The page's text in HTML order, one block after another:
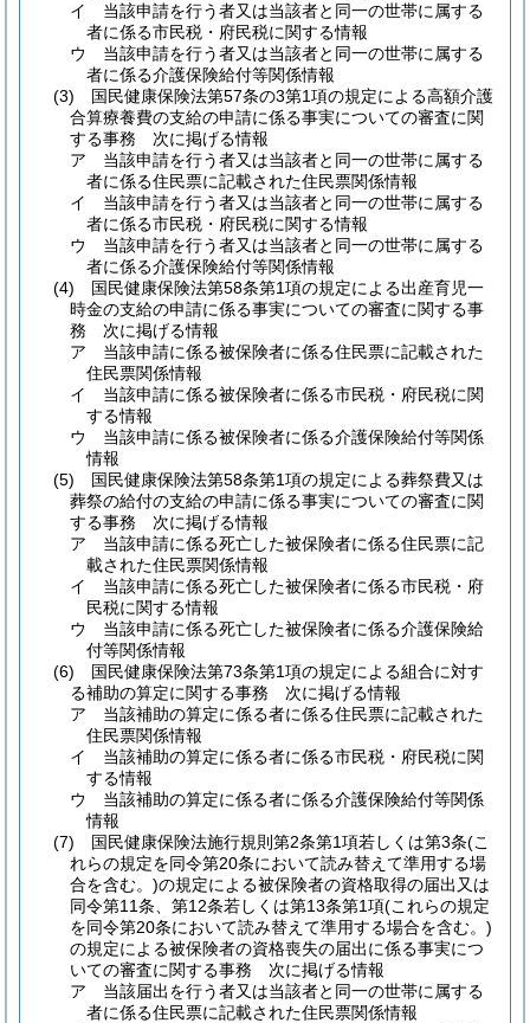
イ
当該申請を行う者又は当該者と同一の世帯に属する
者に係る市民税・府民税に関する情報
ウ
当該申請を行う者又は当該者と同一の世帯に属する
者に係る介護保険給付等関係情報
(3)
国民健康保険法第57条の3第1項の規定による高額介護
合算療養費の支給の申請に係る事実についての審査に関
する事務 次に掲げる情報
ア
当該申請を行う者又は当該者と同一の世帯に属する
者に係る住民票に記載された住民票関係情報
イ
当該申請を行う者又は当該者と同一の世帯に属する
者に係る市民税・府民税に関する情報
ウ
当該申請を行う者又は当該者と同一の世帯に属する
者に係る介護保険給付等関係情報
(4)
国民健康保険法第58条第1項の規定による出産育児一
時金の支給の申請に係る事実についての審査に関する事
務 次に掲げる情報
ア
当該申請に係る被保険者に係る住民票に記載された
住民票関係情報
イ
当該申請に係る被保険者に係る市民税・府民税に関
する情報
ウ
当該申請に係る被保険者に係る介護保険給付等関係
情報
(5)
国民健康保険法第58条第1項の規定による葬祭費又は
葬祭の給付の支給の申請に係る事実についての審査に関
する事務 次に掲げる情報
ア
当該申請に係る死亡した被保険者に係る住民票に記
載された住民票関係情報
イ
当該申請に係る死亡した被保険者に係る市民税・府
民税に関する情報
ウ
当該申請に係る死亡した被保険者に係る介護保険給
付等関係情報
(6)
国民健康保険法第73条第1項の規定による組合に対す
る補助の算定に関する事務 次に掲げる情報
ア
当該補助の算定に係る者に係る住民票に記載された
住民票関係情報
イ
当該補助の算定に係る者に係る市民税・府民税に関
する情報
ウ
当該補助の算定に係る者に係る介護保険給付等関係
情報
(7)
国民健康保険法施行規則第2条第1項若しくは第3条(こ
れらの規定を同令第20条において読み替えて準用する場
合を含む。)の規定による被保険者の資格取得の届出又は
同令第11条、第12条若しくは第13条第1項(これらの規定
を同令第20条において読み替えて準用する場合を含む。)
の規定による被保険者の資格喪失の届出に係る事実につ
いての審査に関する事務 次に掲げる情報
ア
当該届出を行う者又は当該者と同一の世帯に属する
者に係る住民票に記載された住民票関係情報